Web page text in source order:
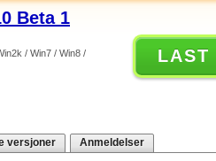
Beta 1
/ Win7 / Win8 /
LAST
versjoner Anmeldelser